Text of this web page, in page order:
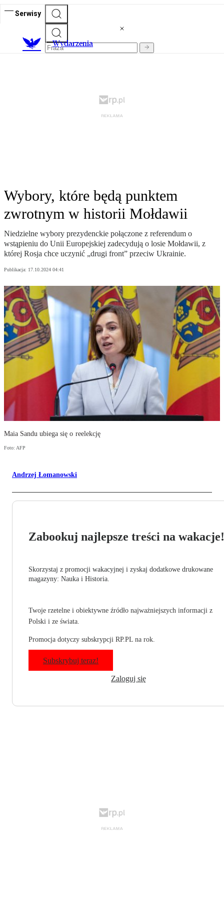
Serwisy
Wydarzenia
Wybory, które będą punktem
zwrotnym w historii Mołdawii
Niedzielne wybory prezydenckie połączone z referendum o
wstąpieniu do Unii Europejskiej zadecydują o losie Mołdawii, z
której Rosja chce uczynić „drugi front” przeciw Ukrainie.
Publikacja: 17.10.2024 04:41
Maia Sandu ubiega się o reelekcję
Foto: AFP
Andrzej Łomanowski
Zabookuj najlepsze treści na wakacje!
Skorzystaj z promocji wakacyjnej i zyskaj dodatkowe drukowane
magazyny: Nauka i Historia.
Twoje rzetelne i obiektywne źródło najważniejszych informacji z
Polski i ze świata.
Promocja dotyczy subskrypcji RP.PL na rok.
Subskrybuj teraz!
Zaloguj się